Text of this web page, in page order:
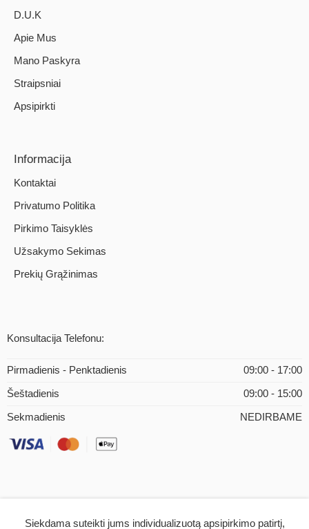
D.U.K
Apie Mus
Mano Paskyra
Straipsniai
Apsipirkti
Informacija
Kontaktai
Privatumo Politika
Pirkimo Taisyklės
Užsakymo Sekimas
Prekių Grąžinimas
Konsultacija Telefonu:
Pirmadienis - Penktadienis 09:00 - 17:00
Šeštadienis 09:00 - 15:00
Sekmadienis NEDIRBAME
Siekdama suteikti jums individualizuotą apsipirkimo patirtį,